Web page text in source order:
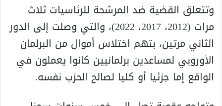
وتتعلق القضية ضد المرشحة للرئاسيات ثلاث
مرات (2012، 2017، 2022)، والتي وصلت إلى الدور
الثاني مرتين، بتهم اختلاس أموال من البرلمان
الأوروبي لمساعدين برلمانيين كانوا يعملون في
الواقع إما جزئيا أو كليا لصالح الحزب نفسه.